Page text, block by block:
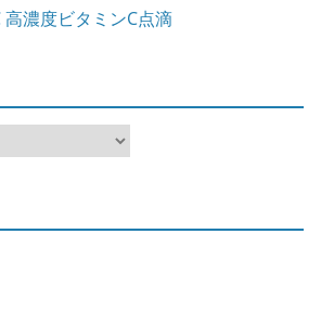
高濃度ビタミンC点滴